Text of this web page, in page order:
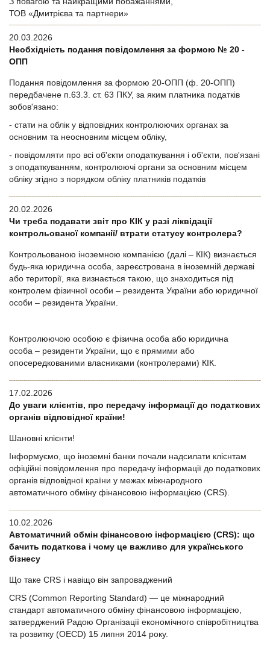
ТОВ «Дмитрієва та партнери»
20.03.2026
Необхідність подання повідомлення за формою № 20 -
ОПП
Подання повідомлення за формою 20-ОПП (ф. 20-ОПП)
передбачене п.63.3. ст. 63 ПКУ, за яким платника податків
зобов'язано:
- стати на облік у відповідних контролюючих органах за
основним та неосновним місцем обліку,
- повідомляти про всі об'єкти оподаткування і об'єкти, пов'язані
з оподаткуванням, контролюючі органи за основним місцем
обліку згідно з порядком обліку платників податків
20.02.2026
Чи треба подавати звіт про КІК у разі ліквідації
контрольованої компанії/ втрати статусу контролера?
Контрольованою іноземною компанією (далі – КІК) визнається
будь-яка юридична особа, зареєстрована в іноземній державі
або території, яка визнається такою, що знаходиться під
контролем фізичної особи – резидента України або юридичної
особи – резидента України.
Контролюючою особою є фізична особа або юридична
особа – резиденти України, що є прямими або
опосередкованими власниками (контролерами) КІК.
17.02.2026
До уваги клієнтів, про передачу інформації до податкових
органів відповідної країни!
Шановні клієнти!
Інформуємо, що іноземні банки почали надсилати клієнтам
офіційні повідомлення про передачу інформації до податкових
органів відповідної країни у межах міжнародного
автоматичного обміну фінансовою інформацією (CRS).
10.02.2026
Автоматичний обмін фінансовою інформацією (CRS): що
бачить податкова і чому це важливо для українського
бізнесу
Що таке CRS і навіщо він запроваджений
CRS (Common Reporting Standard) — це міжнародний
стандарт автоматичного обміну фінансовою інформацією,
затверджений Радою Організації економічного співробітництва
та розвитку (OECD) 15 липня 2014 року.